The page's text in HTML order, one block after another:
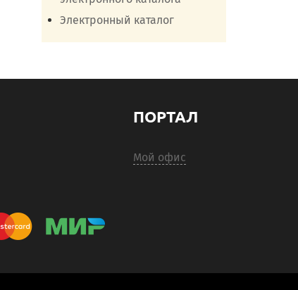
Электронный каталог
ПОРТАЛ
Мой офис